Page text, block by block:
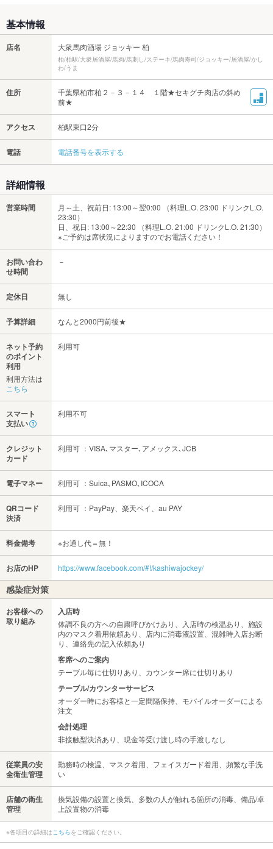
基本情報
店名 大衆馬肉酒場 ジョッキー 柏
柏/柏駅/大衆居酒屋/馬肉/馬刺し/ステーキ/馬肉寿司/ジョッキー/居酒屋/かし
わ/うま
住所
千葉県柏市柏２－３－１４ １階★セキグチ肉店の斜め
前★
アクセス 柏駅東口2分
電話 電話番号を表示する
詳細情報
営業時間
月～土、祝前日: 13:00～翌0:00 （料理L.O. 23:00 ドリンクL.O.
23:30）
日、祝日: 13:00～22:30 （料理L.O. 21:00 ドリンクL.O. 21:30）
※ご予約は席状況によりますのでお電話ください！
お問い合わ
せ時間
－
定休日 無し
予算詳細 なんと2000円前後★
ネット予約
のポイント
利用
利用方法は
こちら
利用可
スマート
支払い
利用不可
クレジット
カード
利用可 ：VISA､マスター､アメックス､JCB
電子マネー 利用可 ：Suica､PASMO､ICOCA
QRコード
決済
利用可 ：PayPay、楽天ペイ、au PAY
料金備考 ※お通し代＝無！
お店のHP https://www.facebook.com/#!/kashiwajockey/
感染症対策
お客様への
取り組み
入店時
体調不良の方への自粛呼びかけあり、入店時の検温あり、施設
内のマスク着用依頼あり、店内に消毒液設置、混雑時入店お断
り、連絡先の記入依頼あり
客席へのご案内
テーブル毎に仕切りあり、カウンター席に仕切りあり
テーブル/カウンターサービス
オーダー時にお客様と一定間隔保持、モバイルオーダーによる
注文
会計処理
非接触型決済あり、現金等受け渡し時の手渡しなし
従業員の安
全衛生管理
勤務時の検温、マスク着用、フェイスガード着用、頻繁な手洗
い
店舗の衛生
管理
換気設備の設置と換気、多数の人が触れる箇所の消毒、備品/卓
上設置物の消毒
※各項目の詳細はこちらをご確認ください。